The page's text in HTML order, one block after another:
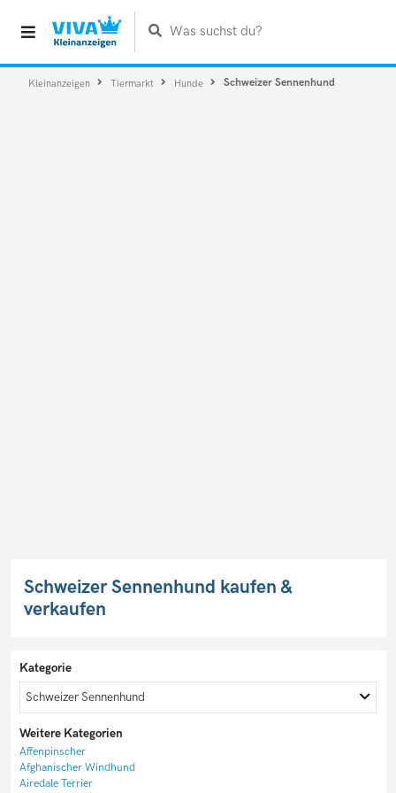
Was suchst du?
Kleinanzeigen Tiermarkt Hunde Schweizer Sennenhund
Schweizer Sennenhund kaufen &
verkaufen
Kategorie
Schweizer Sennenhund
Weitere Kategorien
Affenpinscher
Afghanischer Windhund
Airedale Terrier